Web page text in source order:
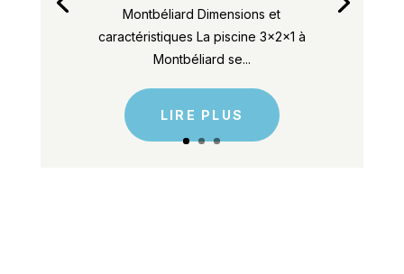
Montbéliard Dimensions et
caractéristiques La piscine 3x2x1 à
Montbéliard se...
LIRE PLUS